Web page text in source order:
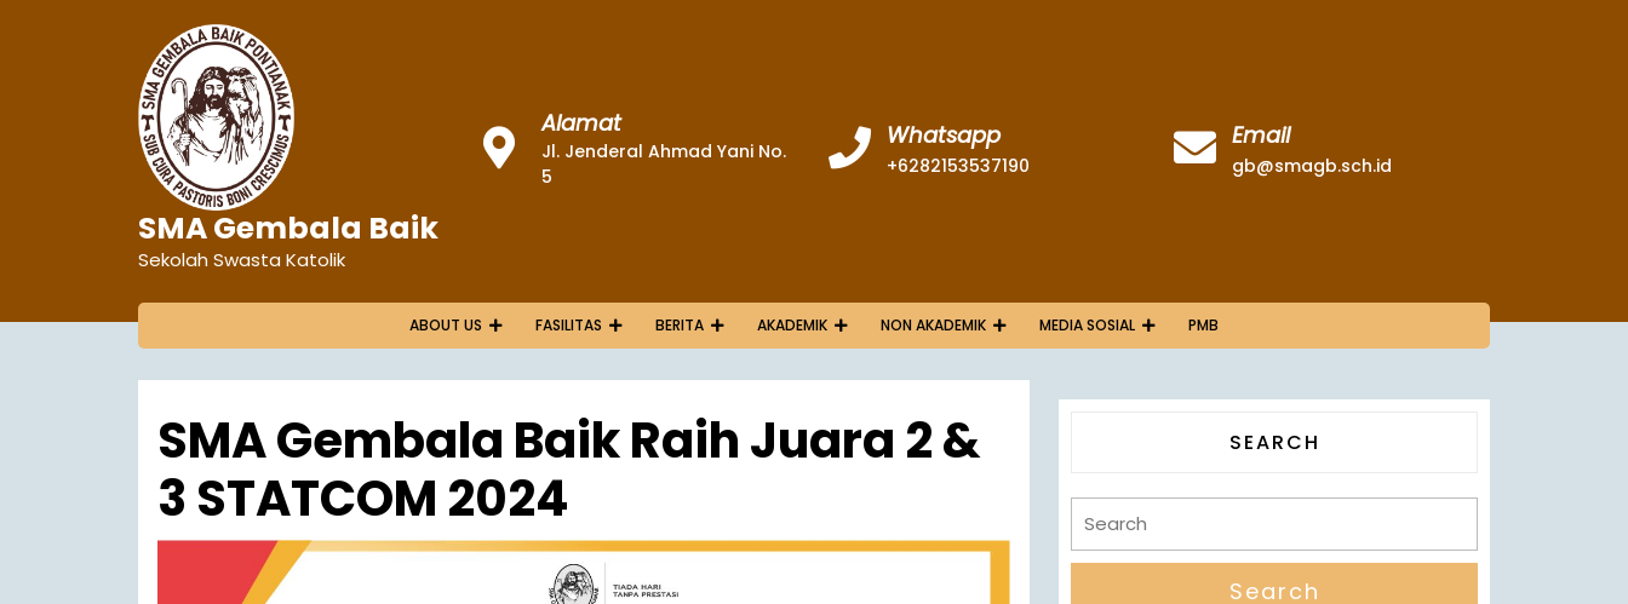
SMA Gembala Baik
Sekolah Swasta Katolik
Alamat
Jl. Jenderal Ahmad Yani No.
5
Whatsapp
+6282153537190
Email
gb@smagb.sch.id
ABOUT US FASILITAS BERITA AKADEMIK NON AKADEMIK MEDIA SOSIAL PMB
SMA Gembala Baik Raih Juara 2 &
3 STATCOM 2024
SEARCH